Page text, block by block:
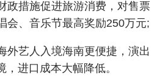
措施促进旅游消费，对售票
会、音乐节最高奖励250万元;
艺人入境海南更便捷，演出
，进口成本大幅降低。